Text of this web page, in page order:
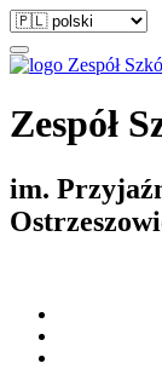
Zespół
im.